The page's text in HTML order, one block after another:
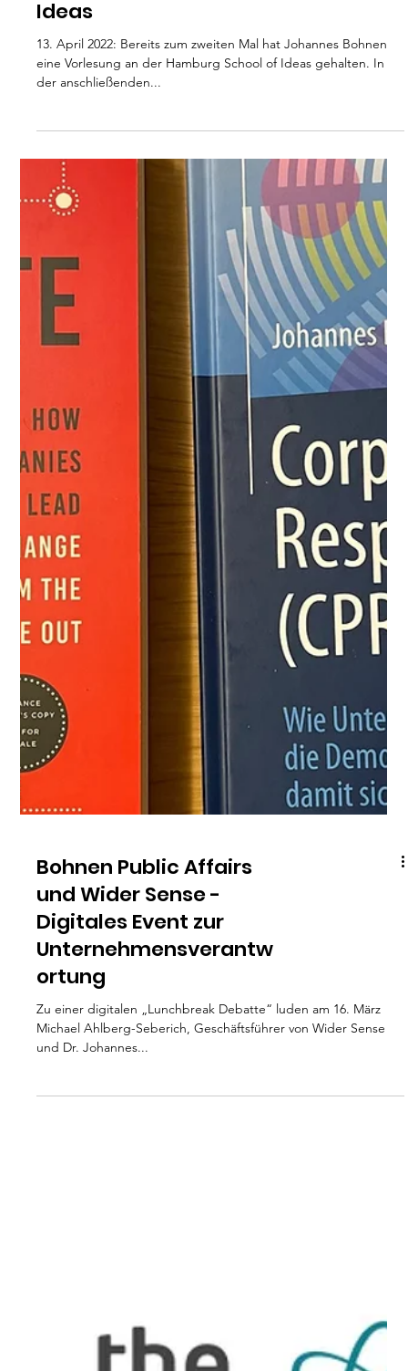
Zweite CPR-Public
Lecture an der
Hamburg School of
Ideas
13. April 2022: Bereits zum zweiten Mal hat Johannes Bohnen
eine Vorlesung an der Hamburg School of Ideas gehalten. In
der anschließenden...